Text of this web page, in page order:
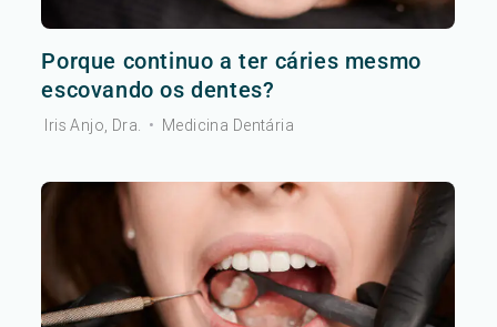
Porque continuo a ter cáries mesmo
escovando os dentes?
Iris Anjo, Dra. • Medicina Dentária